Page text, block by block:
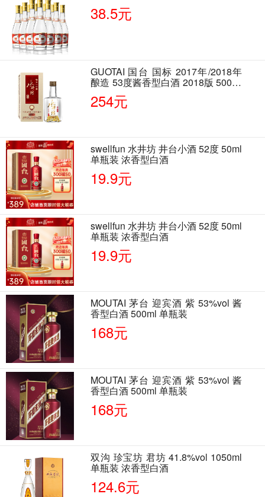
38.5元
GUOTAI 国台 国标 2017年/2018年
酿造 53度酱香型白酒 2018版 500ml
单瓶装
254元
swellfun 水井坊 井台小酒 52度 50ml
单瓶装 浓香型白酒
19.9元
swellfun 水井坊 井台小酒 52度 50ml
单瓶装 浓香型白酒
19.9元
MOUTAI 茅台 迎宾酒 紫 53%vol 酱
香型白酒 500ml 单瓶装
168元
MOUTAI 茅台 迎宾酒 紫 53%vol 酱
香型白酒 500ml 单瓶装
168元
双沟 珍宝坊 君坊 41.8%vol 1050ml
单瓶装 浓香型白酒
124.6元